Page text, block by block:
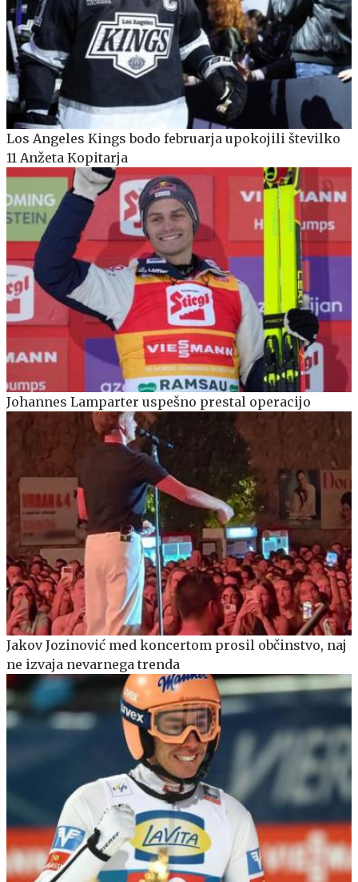
Los Angeles Kings bodo februarja upokojili številko
11 Anžeta Kopitarja
Johannes Lamparter uspešno prestal operacijo
Jakov Jozinović med koncertom prosil občinstvo, naj
ne izvaja nevarnega trenda